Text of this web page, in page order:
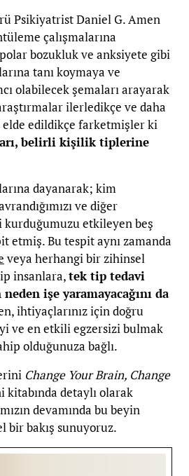
Psikiyatrist Daniel G. Amen
çalışmalarına
bozukluk ve anksiyete gibi
tanı koymaya ve
olabilecek şemaları arayarak
ilerledikçe ve daha
edildikçe farketmişler ki
belirli kişilik tiplerine
dayanarak; kim
ve diğer
kurduğumuzu etkileyen beş
etmiş. Bu tespit aynı zamanda
veya herhangi bir zihinsel
insanlara,tek tip tedavi
işe yaramayacağını da
ihtiyaçlarınız için doğru
ve en etkili egzersizi bulmak
olduğunuza bağlı.
Change Your Brain, Change
kitabında detaylı olarak
devamında bu beyin
bir bakış sunuyoruz.